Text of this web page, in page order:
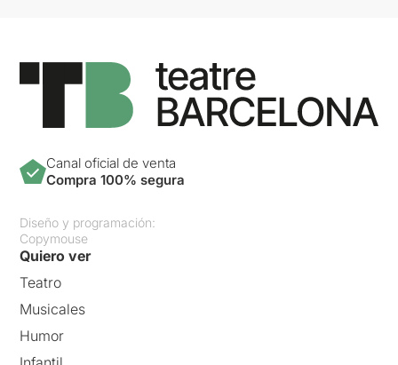
Canal oficial de venta
Compra 100% segura
Diseño y programación:
Copymouse
Quiero ver
Teatro
Musicales
Humor